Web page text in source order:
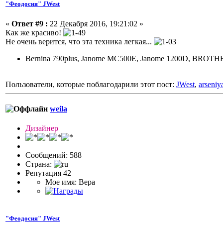
"Феодосия" JWest
« Ответ #9 : 22 Декабря 2016, 19:21:02 »
Как же красиво!
Не очень верится, что эта техника легкая...
Bernina 790plus, Janome MC500E, Janome 1200D,
Пользователи, которые поблагодарили этот пост: JWest,
weila
Дизайнер
Сообщений: 588
Страна:
Репутация 42
Мое имя: Вера
"Феодосия" JWest